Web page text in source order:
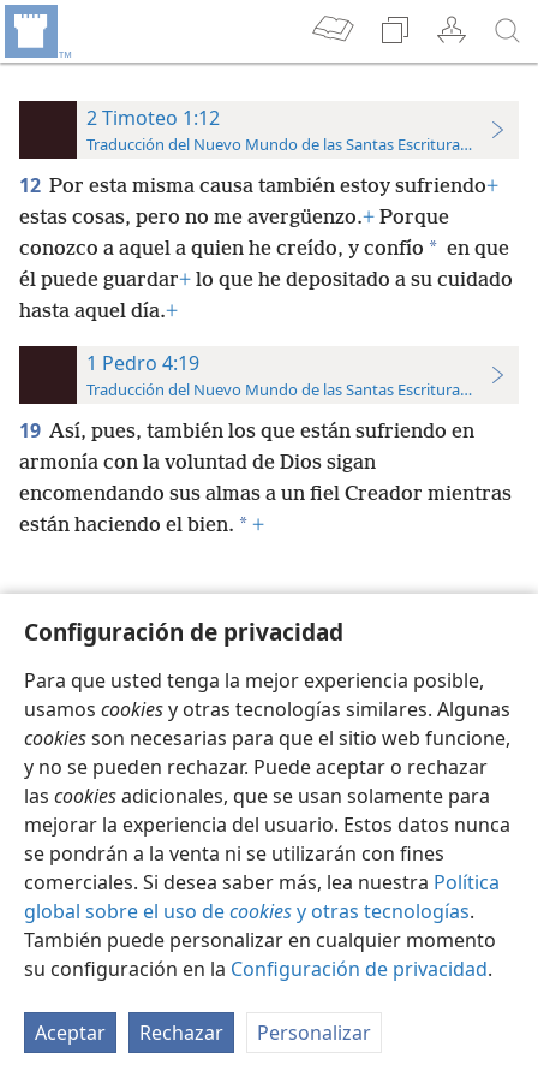
Configuración de privacidad
Para que usted tenga la mejor experiencia posible,
usamos cookiesy otras tecnologías similares. Algunas
cookiesson necesarias para que el sitio web funcione,
y no se pueden rechazar. Puede aceptar o rechazar
las cookiesadicionales, que se usan solamente para
mejorar la experiencia del usuario. Estos datos nunca
se pondrán a la venta ni se utilizarán con fines
comerciales. Si desea saber más, lea nuestra Política
global sobre el uso decookiesy otras tecnologías.
También puede personalizar en cualquier momento
su configuración en la Configuración de privacidad.
Aceptar Rechazar Personalizar
2 Timoteo 1:12
Traducción del Nuevo Mundo de las Santas Escrituras (con
12 Por esta misma causa también estoy sufriendo+
estas cosas, pero no me avergüenzo.+ Porque
conozco a aquel a quien he creído, y confío * en que
él puede guardar+ lo que he depositado a su cuidado
hasta aquel día.+
1 Pedro 4:19
Traducción del Nuevo Mundo de las Santas Escrituras (con
19 Así, pues, también los que están sufriendo en
armonía con la voluntad de Dios sigan
encomendando sus almas a un fiel Creador mientras
están haciendo el bien. * +
Español Configuración
Copyright© 2026 Watch Tower Bible and Tract Society of Pennsylvania
Condiciones de uso
Política de privacidad
Configuración de privacidad
JW.ORG Iniciar sesión